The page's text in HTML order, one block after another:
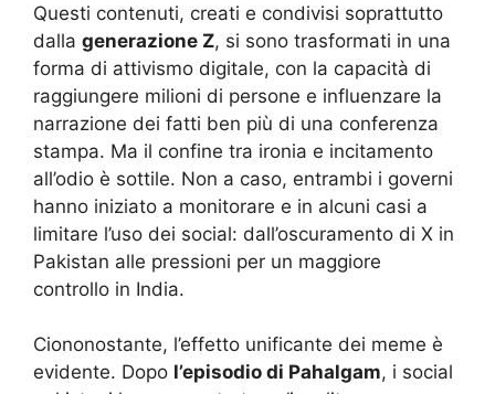
Questi contenuti, creati e condivisi soprattutto
dalla generazione Z, si sono trasformati in una
forma di attivismo digitale, con la capacità di
raggiungere milioni di persone e influenzare la
narrazione dei fatti ben più di una conferenza
stampa. Ma il confine tra ironia e incitamento
all’odio è sottile. Non a caso, entrambi i governi
hanno iniziato a monitorare e in alcuni casi a
limitare l’uso dei social: dall’oscuramento di X in
Pakistan alle pressioni per un maggiore
controllo in India.
Ciononostante, l’effetto unificante dei meme è
evidente. Dopo l’episodio di Pahalgam, i social